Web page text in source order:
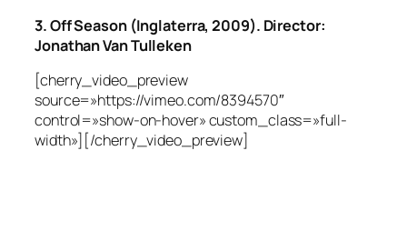
3. Off Season (Inglaterra, 2009). Director:
Jonathan Van Tulleken
[cherry_video_preview
source=»https://vimeo.com/8394570″
control=»show-on-hover» custom_class=»full-
width»][/cherry_video_preview]